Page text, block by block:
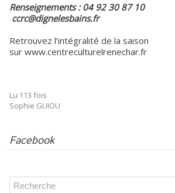
Renseignements : 04 92 30 87 10
ccrc@dignelesbains.fr
Retrouvez l’intégralité de la saison
sur www.centreculturelrenechar.fr
Lu 113 fois
Sophie GUIOU
Facebook